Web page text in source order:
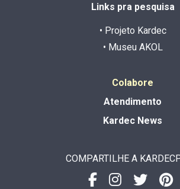
Links pra pesquisa
• Projeto Kardec
• Museu AKOL
Colabore
Atendimento
Kardec News
COMPARTILHE A